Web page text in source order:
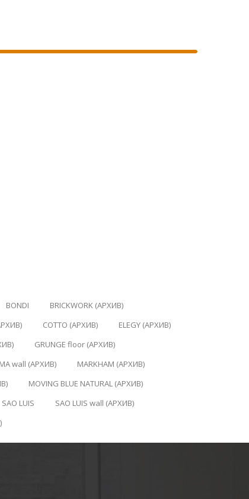
BONDI
BRICKWORK (АРХИВ)
COTTO (АРХИВ)
ELEGY (АРХИВ)
GRUNGE floor (АРХИВ)
wall (АРХИВ)
MARKHAM (АРХИВ)
MOVING BLUE NATURAL (АРХИВ)
SAO LUIS
SAO LUIS wall (АРХИВ)